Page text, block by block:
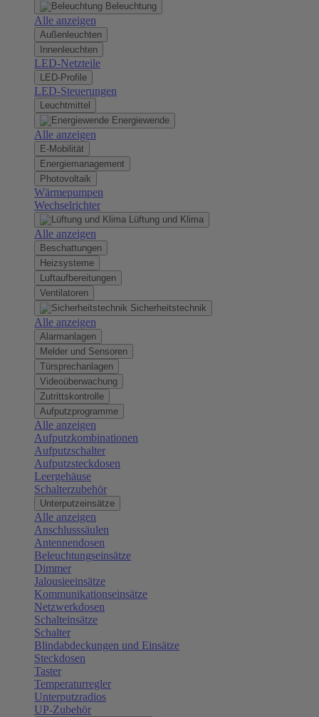
Beleuchtung
Alle anzeigen
Außenleuchten
Innenleuchten
LED-Netzteile
LED-Profile
LED-Steuerungen
Leuchtmittel
Energiewende
Alle anzeigen
E-Mobilität
Energiemanagement
Photovoltaik
Wärmepumpen
Wechselrichter
Lüftung und Klima
Alle anzeigen
Beschattungen
Heizsysteme
Luftaufbereitungen
Ventilatoren
Sicherheitstechnik
Alle anzeigen
Alarmanlagen
Melder und Sensoren
Türsprechanlagen
Videoüberwachung
Zutrittskontrolle
Aufputzprogramme
Alle anzeigen
Aufputzkombinationen
Aufputzschalter
Aufputzsteckdosen
Leergehäuse
Schalterzubehör
Unterputzeinsätze
Alle anzeigen
Anschlusssäulen
Antennendosen
Beleuchtungseinsätze
Dimmer
Jalousieeinsätze
Kommunikationseinsätze
Netzwerkdosen
Schalteinsätze
Schalter
Blindabdeckungen und Einsätze
Steckdosen
Taster
Temperaturregler
Unterputzradios
UP-Zubehör